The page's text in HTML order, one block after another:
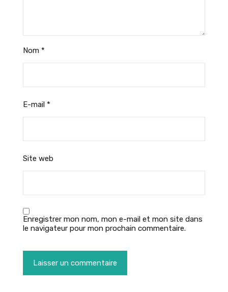
Nom *
E-mail *
Site web
Enregistrer mon nom, mon e-mail et mon site dans
le navigateur pour mon prochain commentaire.